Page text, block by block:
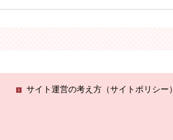
サイト運営の考え方（サイトポリシー）